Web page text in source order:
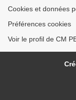
Cookies et données
Préférences cookies
Voir le profil de CM